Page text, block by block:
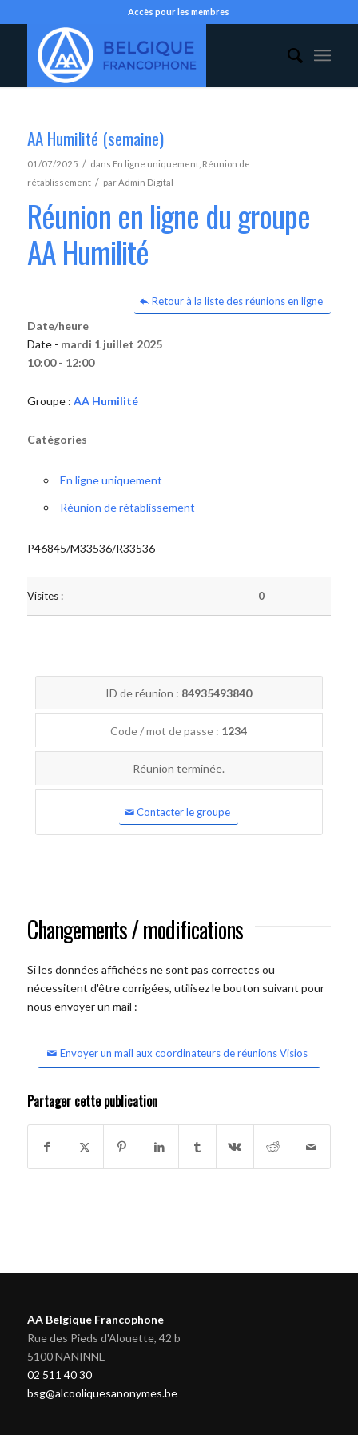
Accès pour les membres
AA Humilité (semaine)
01/07/2025 / dans En ligne uniquement, Réunion de
rétablissement / parAdmin Digital
Réunion en ligne du groupe
AA Humilité
Retour à la liste des réunions en ligne
Date/heure
Date - mardi 1 juillet 2025
10:00 - 12:00
Groupe : AA Humilité
Catégories
En ligne uniquement
Réunion de rétablissement
P46845/M33536/R33536
Visites : 0
ID de réunion : 84935493840
Code / mot de passe : 1234
Réunion terminée.
Contacter le groupe
Changements / modifications
Si les données affichées ne sont pas correctes ou
nécessitent d'être corrigées, utilisez le bouton suivant pour
nous envoyer un mail :
Envoyer un mail aux coordinateurs de réunions Visios
Partager cette publication
AA Belgique Francophone
Rue des Pieds d'Alouette, 42 b
5100 NANINNE
02 511 40 30
bsg@alcooliquesanonymes.be